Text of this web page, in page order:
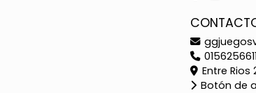
Entre Rios
Botón de